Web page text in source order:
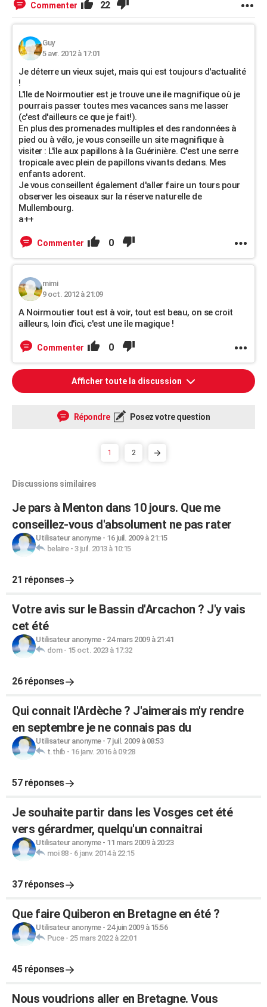
Commenter 22
Guy
5 avr. 2012 à 17:01
Je déterre un vieux sujet, mais qui est toujours d'actualité
!
L'Ile de Noirmoutier est je trouve une ile magnifique où je
pourrais passer toutes mes vacances sans me lasser
(c'est d'ailleurs ce que je fait!).
En plus des promenades multiples et des randonnées à
pied ou à vélo, je vous conseille un site magnifique à
visiter : L'île aux papillons à la Guérinière. C'est une serre
tropicale avec plein de papillons vivants dedans. Mes
enfants adorent.
Je vous conseillent également d'aller faire un tours pour
observer les oiseaux sur la réserve naturelle de
Mullembourg.
a++
Commenter 0
mimi
9 oct. 2012 à 21:09
A Noirmoutier tout est à voir, tout est beau, on se croit
ailleurs, loin d'ici, c'est une île magique !
Commenter 0
Afficher toute la discussion
Répondre Posez votre question
1 2
Discussions similaires
Je pars à Menton dans 10 jours. Que me
conseillez-vous d'absolument ne pas rater
Utilisateur anonyme- 16 juil. 2009 à 21:15
belaire- 3 juil. 2013 à 10:15
21 réponses
Votre avis sur le Bassin d'Arcachon ? J'y vais
cet été
Utilisateur anonyme- 24 mars 2009 à 21:41
dom- 15 oct. 2023 à 17:32
26 réponses
Qui connait l'Ardèche ? J'aimerais m'y rendre
en septembre je ne connais pas du
Utilisateur anonyme- 7 juil. 2009 à 08:53
t.thib - 16 janv. 2016 à 09:28
57 réponses
Je souhaite partir dans les Vosges cet été
vers gérardmer, quelqu'un connaitrai
Utilisateur anonyme- 11 mars 2009 à 20:23
moi 88- 6 janv. 2014 à 22:15
37 réponses
Que faire Quiberon en Bretagne en été ?
Utilisateur anonyme- 24 juin 2009 à 15:56
Puce- 25 mars 2022 à 22:01
45 réponses
Nous voudrions aller en Bretagne. Vous